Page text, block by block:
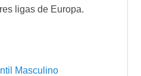
ligas de Europa.
Masculino